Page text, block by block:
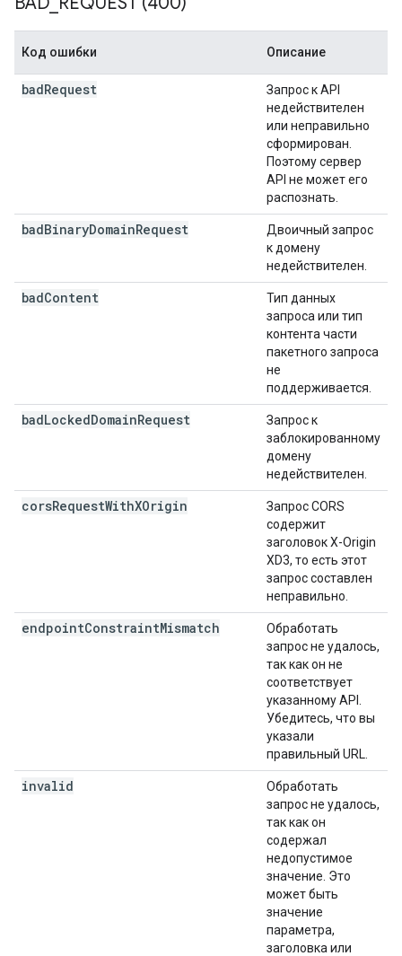
Код ошибки Описание
badRequest
Запрос к API
недействителен
или неправильно
сформирован.
Поэтому сервер
API не может его
распознать.
badBinaryDomainRequest
Двоичный запрос
к домену
недействителен.
badContent
Тип данных
запроса или тип
контента части
пакетного запроса
не
поддерживается.
badLockedDomainRequest
Запрос к
заблокированному
домену
недействителен.
corsRequestWithXOrigin
Запрос CORS
содержит
заголовок X-Origin
XD3, то есть этот
запрос составлен
неправильно.
endpointConstraintMismatch
Обработать
запрос не удалось,
так как он не
соответствует
указанному API.
Убедитесь, что вы
указали
правильный URL.
invalid
Обработать
запрос не удалось,
так как он
содержал
недопустимое
значение. Это
может быть
значение
параметра,
заголовка или